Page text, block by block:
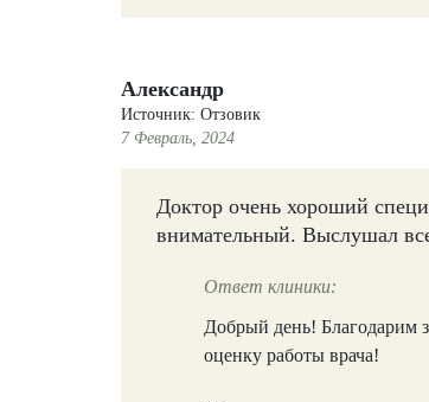
Александр
Источник: Отзовик
7 Февраль, 2024
Доктор очень хороший
внимательный. Выслушал
Ответ клиники:
Добрый день! Благодарим
оценку работы врача!